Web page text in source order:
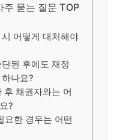
주 묻는 질문 TOP
어떻게 대처해야
된 후에도 재정
나요?
후 채권자와는 어
?
요한 경우는 어떤